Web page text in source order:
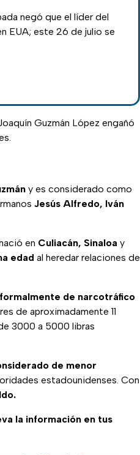
negó que el líder del
EUA; este 26 de julio se
Guzmán López engañó
y es considerado como
Jesús Alfredo, Iván
en Culiacán, Sinaloa y
edad al heredar relaciones de
de narcotráfico
de aproximadamente 11
3000 a 5000 libras
de menor
estadounidenses. Con
la información en tus